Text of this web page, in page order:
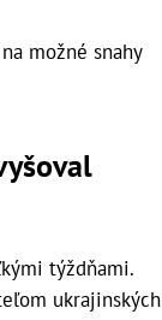
možné snahy
týždňami.
ukrajinských